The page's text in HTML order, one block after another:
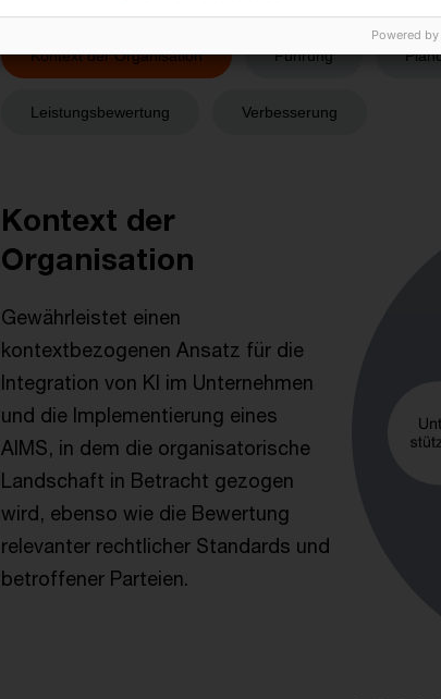
Kontext der Organisation Führung
Leistungsbewertung Verbesserung
Kontext der
Organisation
Gewährleistet einen
kontextbezogenen Ansatz für die
Integration von KI im Unternehmen
und die Implementierung eines
AIMS, in dem die organisatorische
Landschaft in Betracht gezogen
wird, ebenso wie die Bewertung
relevanter rechtlicher Standards und
betroffener Parteien.
Powered by